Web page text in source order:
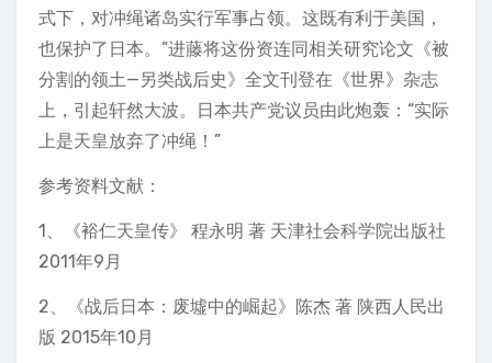
式下，对冲绳诸岛实行军事占领。这既有利于美国，
也保护了日本。”进藤将这份资连同相关研究论文《被
分割的领土—另类战后史》全文刊登在《世界》杂志
上，引起轩然大波。日本共产党议员由此炮轰：“实际
上是天皇放弃了冲绳！”
参考资料文献：
1、《裕仁天皇传》 程永明 著 天津社会科学院出版社
2011年9月
2、《战后日本：废墟中的崛起》陈杰 著 陕西人民出
版 2015年10月